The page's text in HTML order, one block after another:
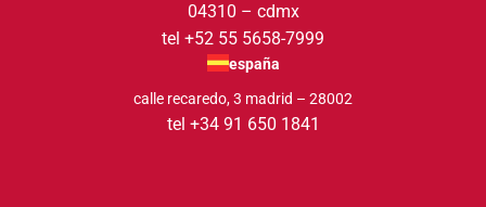
04310 – cdmx
tel +52 55 5658-7999
españa
calle recaredo, 3 madrid – 28002
tel +34 91 650 1841